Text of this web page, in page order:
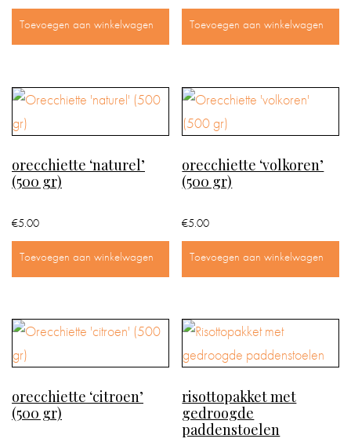
Toevoegen aan winkelwagen Toevoegen aan winkelwagen
orecchiette ‘naturel’
(500 gr)
€5.00
Toevoegen aan winkelwagen
orecchiette ‘volkoren’
(500 gr)
€5.00
Toevoegen aan winkelwagen
orecchiette ‘citroen’
(500 gr)
risottopakket met
gedroogde
paddenstoelen